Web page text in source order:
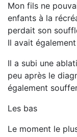
Mon fils ne
enfants à la
perdait son
Il avait
Il a subi une
peu après le
également
Les bas
Le moment le